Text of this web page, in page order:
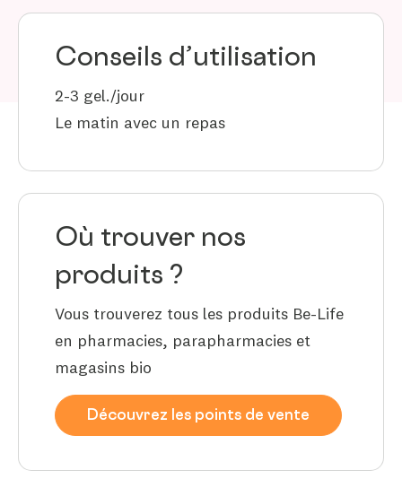
Conseils d’utilisation
2-3 gel./jour
Le matin avec un repas
Où trouver nos
produits ?
Vous trouverez tous les produits Be-Life
en pharmacies, parapharmacies et
magasins bio
Découvrez les points de vente